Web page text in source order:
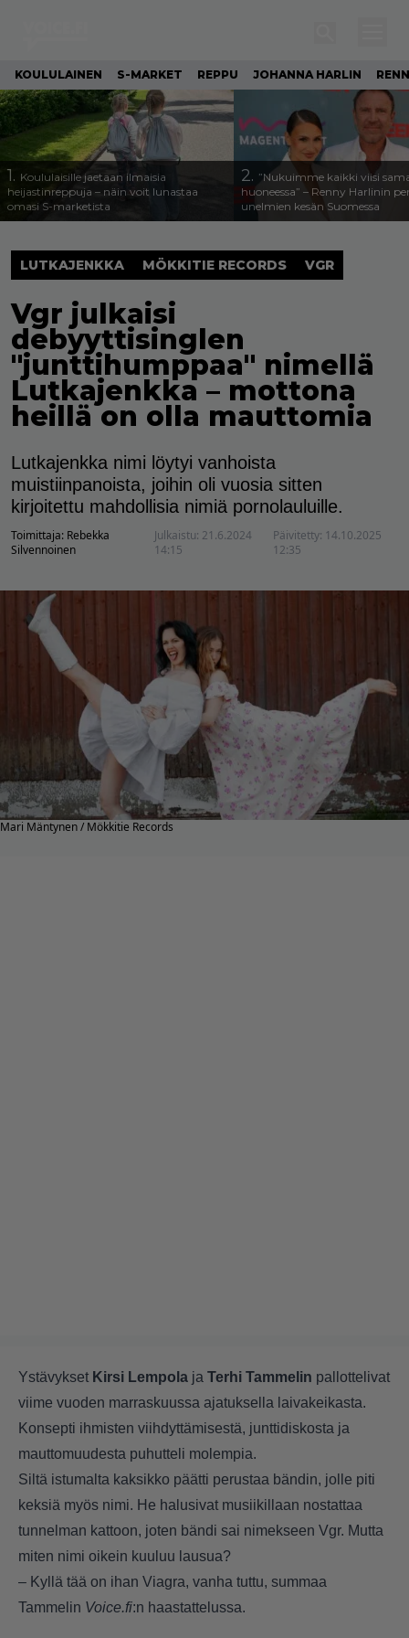
KOULULAINEN S-MARKET REPPU JOHANNA HARLIN
1. Koululaisille jaetaan ilmaisia
heijastinreppuja – näin voit lunastaa
omasi S-marketista
2. ”Nukuimme kaikki viisi
huoneessa” – Renny Harlinin
unelmien kesän Suomessa
LUTKAJENKKA MÖKKITIE RECORDS VGR
Vgr julkaisi
debyyttisinglen
"junttihumppaa" nimellä
Lutkajenkka – mottona
heillä on olla mauttomia
Lutkajenkka nimi löytyi vanhoista
muistiinpanoista, joihin oli vuosia sitten
kirjoitettu mahdollisia nimiä pornolauluille.
Toimittaja: Rebekka
Silvennoinen
Julkaistu: 21.6.2024
14:15
Päivitetty: 14.10.2025
12:35
Mari Mäntynen / Mökkitie Records
Ystävykset Kirsi Lempola ja Terhi Tammelin pallottelivat
viime vuoden marraskuussa ajatuksella laivakeikasta.
Konsepti ihmisten viihdyttämisestä, junttidiskosta ja
mauttomuudesta puhutteli molempia.
Siltä istumalta kaksikko päätti perustaa bändin, jolle piti
keksiä myös nimi. He halusivat musiikillaan nostattaa
tunnelman kattoon, joten bändi sai nimekseen Vgr. Mutta
miten nimi oikein kuuluu lausua?
­– Kyllä tää on ihan Viagra, vanha tuttu, summaa
Tammelin Voice.fi:n haastattelussa.